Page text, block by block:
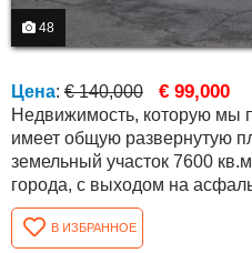
48
Цена: € 140,000 € 99,000
Недвижимость, которую мы
имеет общую развернутую площадь
земельный участок 7600 кв.м. Он расположен в
города, с выходом на
имеется трехфазное и
центральное
В ИЗБРАННОЕ